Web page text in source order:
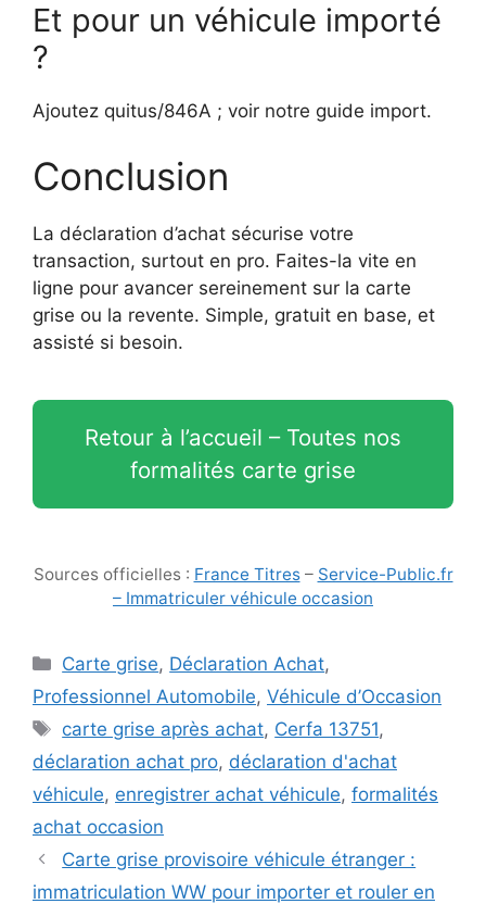
Et pour un véhicule importé
?
Ajoutez quitus/846A ; voir notre guide import.
Conclusion
La déclaration d’achat sécurise votre
transaction, surtout en pro. Faites-la vite en
ligne pour avancer sereinement sur la carte
grise ou la revente. Simple, gratuit en base, et
assisté si besoin.
Retour à l’accueil – Toutes nos
formalités carte grise
Sources officielles : France Titres– Service-Public.fr
– Immatriculer véhicule occasion
Catégories
Carte grise, Déclaration Achat,
Professionnel Automobile, Véhicule d’Occasion
Étiquettes
carte grise après achat, Cerfa 13751,
déclaration achat pro, déclaration d'achat
véhicule, enregistrer achat véhicule, formalités
achat occasion
Carte grise provisoire véhicule étranger :
immatriculation WW pour importer et rouler en